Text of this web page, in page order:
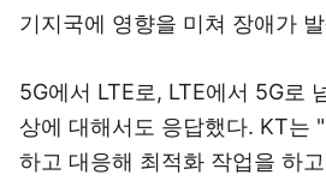
기지국에 영향을 미쳐 장애가
5G에서 LTE로, LTE에서 5G로
상에 대해서도 응답했다. KT는
하고 대응해 최적화 작업을 하